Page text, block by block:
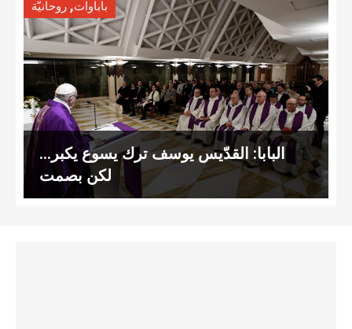
باباوات, روحانيّة
البابا: القدّيس يوسف ترك يسوع يكبر…
لكن بصمت